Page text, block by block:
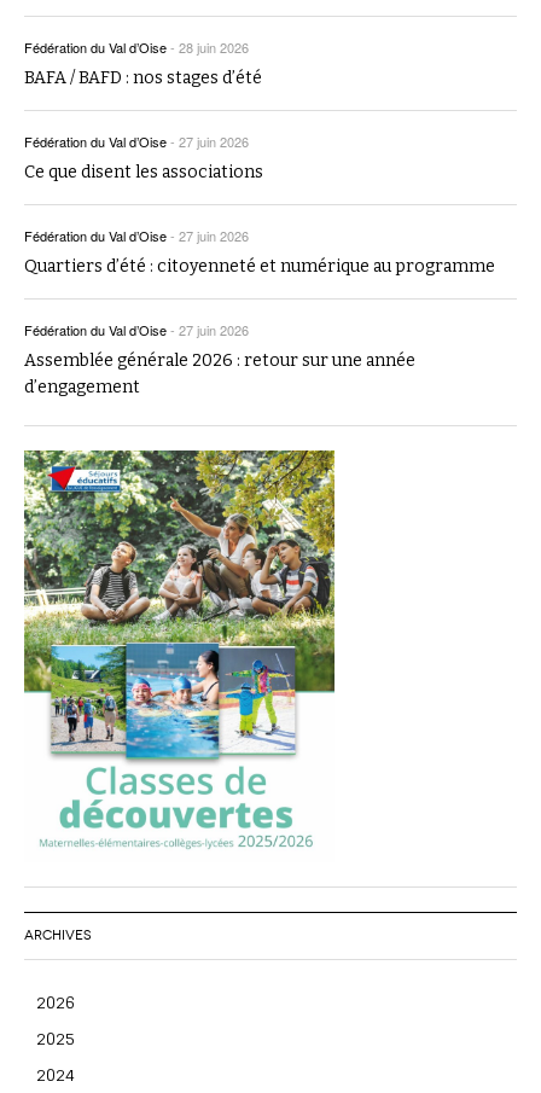
Fédération du Val d’Oise- 28 juin 2026
BAFA / BAFD : nos stages d’été
Fédération du Val d’Oise- 27 juin 2026
Ce que disent les associations
Fédération du Val d’Oise- 27 juin 2026
Quartiers d’été : citoyenneté et numérique au programme
Fédération du Val d’Oise- 27 juin 2026
Assemblée générale 2026 : retour sur une année
d’engagement
ARCHIVES
2026
2025
2024